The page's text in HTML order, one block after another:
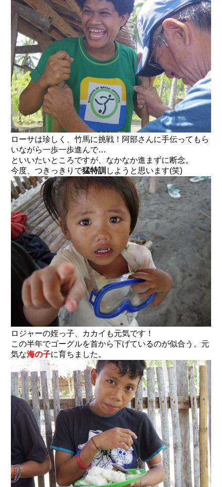
ローサは珍しく、竹馬に挑戦！阿部さんに手伝ってもら
いながら一歩一歩進んで…
といいたいところですが、なかなか進まずに断念。
今度、つきっきりで猛特訓 しようと思います(笑)
ロジャーの姪っ子、カカイも元気です！
この半年でゴーグルを首から下げているのが似合う、元
気な海の子に育ちました。